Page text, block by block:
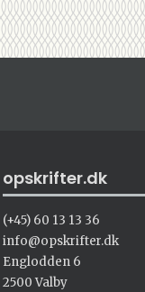
opskrifter.dk
(+45) 60 13 13 36
info@opskrifter.dk
Englodden 6
2500 Valby